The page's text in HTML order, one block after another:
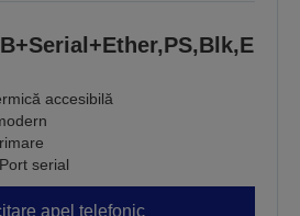
accesibilă
serial
apel telefonic